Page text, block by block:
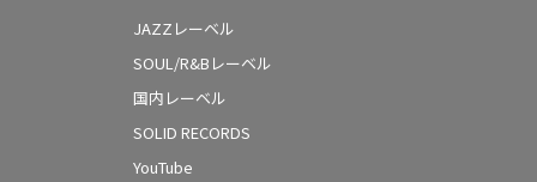
JAZZレーベル
SOUL/R&Bレーベル
国内レーベル
SOLID RECORDS
YouTube